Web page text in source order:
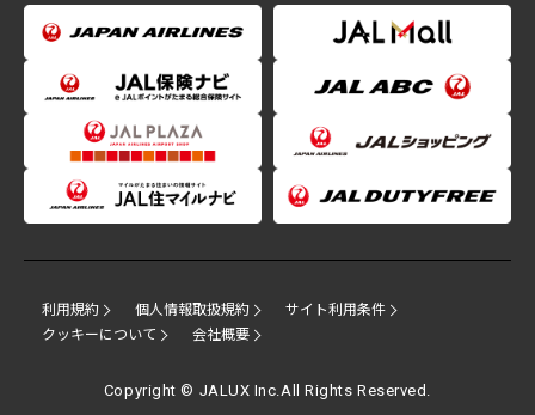
利用規約 個人情報取扱規約
サイト利用条件
クッキーについて
会社概要
Copyright © JALUX Inc.All Rights Reserved.